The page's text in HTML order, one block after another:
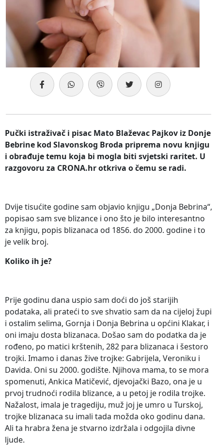
Pučki istraživač i pisac Mato Blaževac Pajkov iz Donje
Bebrine kod Slavonskog Broda priprema novu knjigu
i obrađuje temu koja bi mogla biti svjetski raritet. U
razgovoru za CRONA.hr otkriva o čemu se radi.
Dvije tisućite godine sam objavio knjigu „Donja Bebrina“,
popisao sam sve blizance i ono što je bilo interesantno
za knjigu, popis blizanaca od 1856. do 2000. godine i to
je velik broj.
Koliko ih je?
Prije godinu dana uspio sam doći do još starijih
podataka, ali prateći to sve shvatio sam da na cijeloj župi
i ostalim selima, Gornja i Donja Bebrina u općini Klakar, i
oni imaju dosta blizanaca. Došao sam do podatka da je
rođeno, po matici krštenih, 282 para blizanaca i šestoro
trojki. Imamo i danas žive trojke: Gabrijela, Veroniku i
Davida. Oni su 2000. godište. Njihova mama, to se mora
spomenuti, Ankica Matičević, djevojački Bazo, ona je u
prvoj trudnoći rodila blizance, a u petoj je rodila trojke.
Nažalost, imala je tragediju, muž joj je umro u Turskoj,
trojke blizanaca su imali tada možda oko godinu dana.
Ali ta hrabra žena je stvarno izdržala i odgojila divne
ljude.